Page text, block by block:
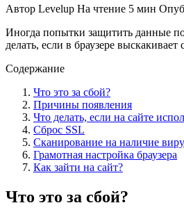
Автор Levelup На чтение 5 мин
Иногда попытки защитить данные
делать, если в браузере
Содержание
Что это за сбой?
Причины появления
Что делать, если на сайте
Сброс SSL
Сканирование на наличие
Грамотная настройка браузера
Как зайти на сайт?
Что это за сбой?